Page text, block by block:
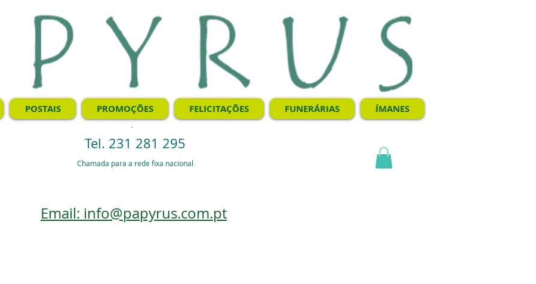
POSTAIS PROMOÇÕES FELICITAÇÕES FUNERÁRIAS ÍMANES
.
Tel. 231 281 295
Chamada para a rede fixa nacional
Email: info@papyrus.com.pt